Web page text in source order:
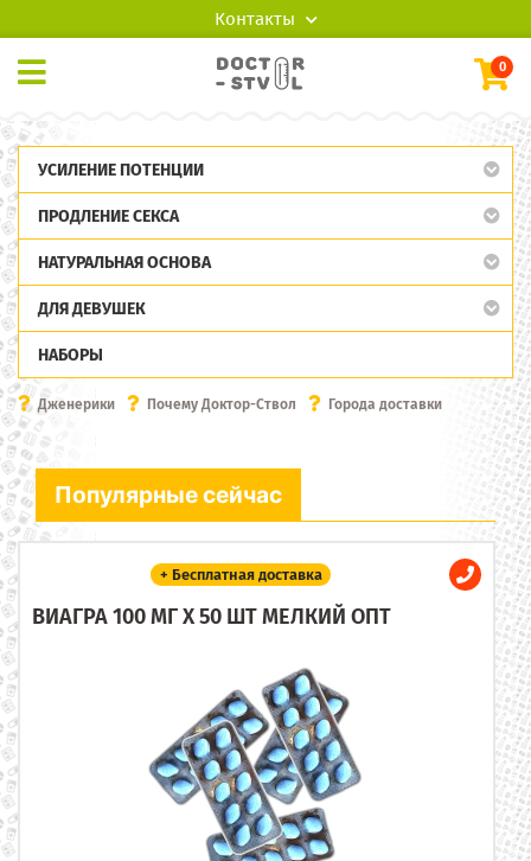
Контакты
0
УСИЛЕНИЕ ПОТЕНЦИИ
ПРОДЛЕНИЕ СЕКСА
НАТУРАЛЬНАЯ ОСНОВА
ДЛЯ ДЕВУШЕК
НАБОРЫ
Дженерики Почему Доктор-Ствол Города доставки
Популярные сейчас
+ Бесплатная доставка
ВИАГРА 100 МГ X 50 ШТ МЕЛКИЙ ОПТ